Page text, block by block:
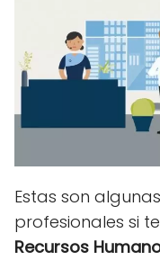
Estas son
profesionales si
Recursos